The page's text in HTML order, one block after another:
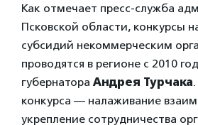
Как отмечает пресс-служба
Псковской области, конкурсы
субсидий некоммерческим
проводятся в регионе с 2010
губернатора Андрея Турчака
конкурса — налаживание
укрепление сотрудничества